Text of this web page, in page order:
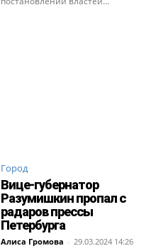
Город
Вице-губернатор
Разумишкин пропал с
радаров прессы
Петербурга
Алиса Громова - 29.03.2024 14:26